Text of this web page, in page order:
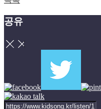
공유
닫기